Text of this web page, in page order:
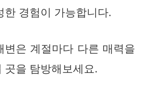
한 경험이 가능합니다.
변은 계절마다 다른 매력을
곳을 탐방해보세요.